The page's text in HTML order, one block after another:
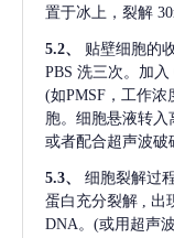
置于冰上，裂解
5.2、
贴壁细胞的
PBS 洗三次。加
(如PMSF，工作浓
胞。细胞悬液转入
或者配合超声波破
5.3、
细胞裂解过
蛋白充分裂解 , 出
DNA。(或用超声